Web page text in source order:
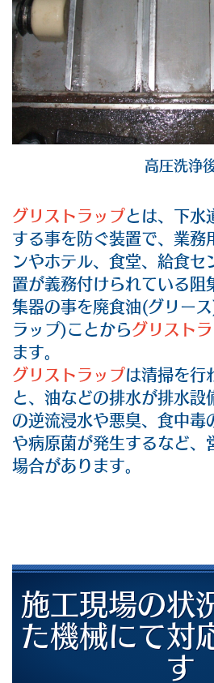
高圧洗浄
グリストラップとは、下水
する事を防ぐ装置で、業務
ンやホテル、食堂、給食セ
置が義務付けられている阻
集器の事を廃食油(グリー
ラップ)ことからグリスト
ます。
グリストラップは清掃を行
と、油などの排水が排水設
の逆流浸水や悪臭、食中毒
や病原菌が発生するなど、
場合があります。
施工現場の状
た機械にて対
す